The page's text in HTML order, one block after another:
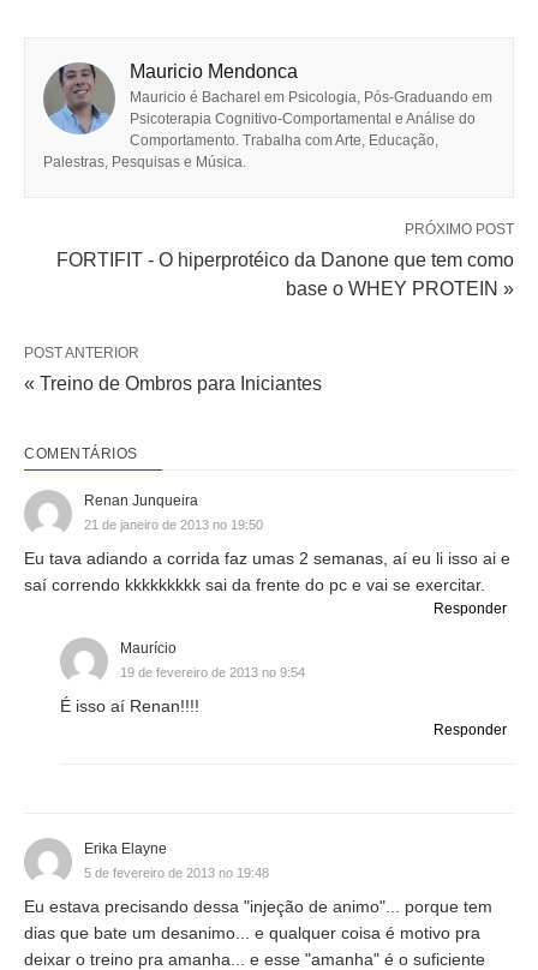
Mauricio Mendonca
Mauricio é Bacharel em Psicologia, Pós-Graduando em
Psicoterapia Cognitivo-Comportamental e Análise do
Comportamento. Trabalha com Arte, Educação,
Palestras, Pesquisas e Música.
PRÓXIMO POST
FORTIFIT - O hiperprotéico da Danone que tem como
base o WHEY PROTEIN »
POST ANTERIOR
« Treino de Ombros para Iniciantes
COMENTÁRIOS
Renan Junqueira
21 de janeiro de 2013 no 19:50
Eu tava adiando a corrida faz umas 2 semanas, aí eu li isso ai e
saí correndo kkkkkkkkk sai da frente do pc e vai se exercitar.
Responder
Maurício
19 de fevereiro de 2013 no 9:54
É isso aí Renan!!!!
Responder
Erika Elayne
5 de fevereiro de 2013 no 19:48
Eu estava precisando dessa "injeção de animo"... porque tem
dias que bate um desanimo... e qualquer coisa é motivo pra
deixar o treino pra amanha... e esse "amanha" é o suficiente